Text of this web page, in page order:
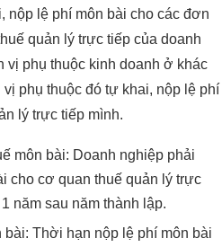
nộp lệ phí môn bài cho các đơn
quản lý trực tiếp của doanh
phụ thuộc kinh doanh ở khác
phụ thuộc đó tự khai, nộp lệ phí
lý trực tiếp mình.
môn bài: Doanh nghiệp phải
cho cơ quan thuế quản lý trực
năm sau năm thành lập.
Thời hạn nộp lệ phí môn bài